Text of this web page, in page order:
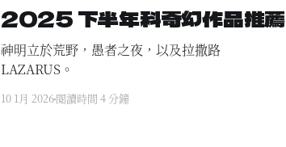
2025 下半年科奇幻作品推薦
神明立於荒野，愚者之夜，以及拉撒路
LAZARUS。
10 1月 2026閱讀時間 4 分鐘